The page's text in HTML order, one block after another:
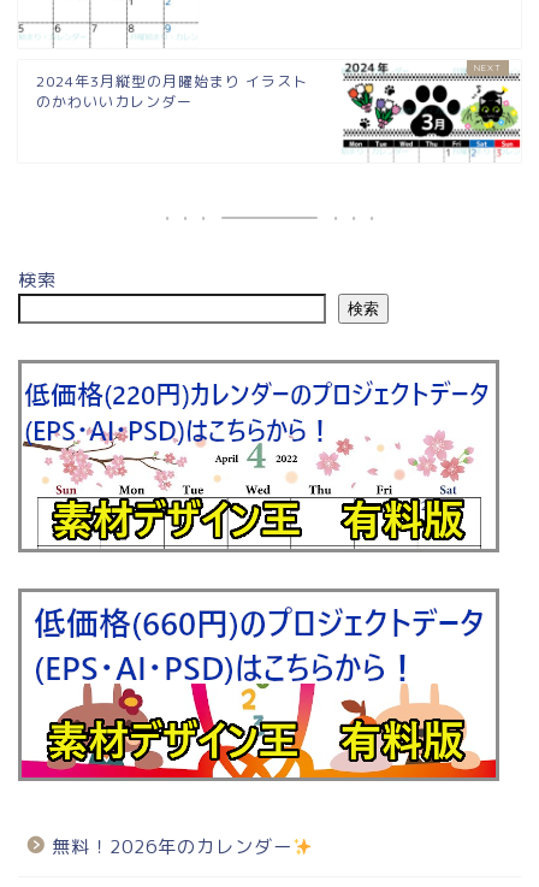
2024年3月縦型の月曜始まり イラスト
のかわいいカレンダー
検索
検索
無料！2026年のカレンダー